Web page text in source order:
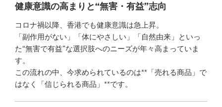
健康意識の高まりと“無害・有益”志向
コロナ禍以降、香港でも健康意識は急上昇。
「副作用がない」「体にやさしい」「自然由来」といっ
た“無害で有益”な選択肢へのニーズが年々高まっていま
す。
この流れの中、今求められているのは**「売れる商品」で
はなく「信じられる商品」**です。